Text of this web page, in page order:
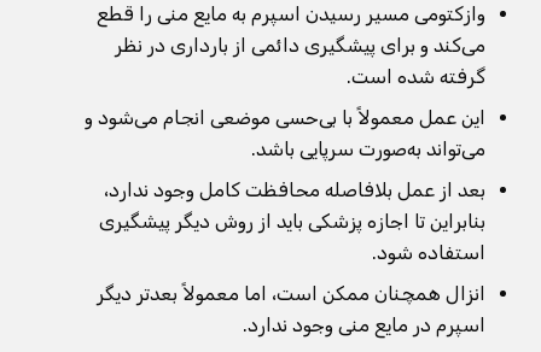
وازکتومی مسیر رسیدن اسپرم به مایع منی را قطع
می‌کند و برای پیشگیری دائمی از بارداری در نظر
گرفته شده است.
این عمل معمولاً با بی‌حسی موضعی انجام می‌شود و
می‌تواند به‌صورت سرپایی باشد.
بعد از عمل بلافاصله محافظت کامل وجود ندارد،
بنابراین تا اجازه پزشکی باید از روش دیگر پیشگیری
استفاده شود.
انزال همچنان ممکن است، اما معمولاً بعدتر دیگر
اسپرم در مایع منی وجود ندارد.